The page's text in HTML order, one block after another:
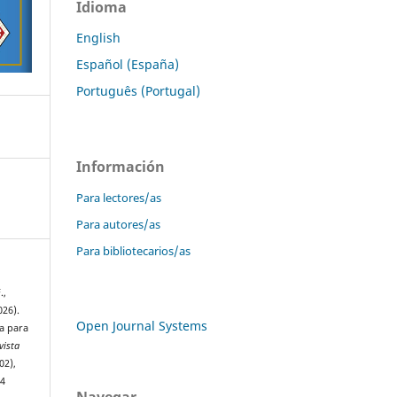
para
Idioma
English
Español (España)
Português (Portugal)
Información
Para lectores/as
Para autores/as
Para bibliotecarios/as
Open Journal Systems